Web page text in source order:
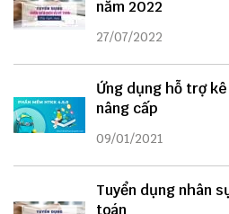
năm 2022
27/07/2022
Ứng dụng hỗ trợ
nâng cấp
09/01/2021
Tuyển dụng nhân
toán